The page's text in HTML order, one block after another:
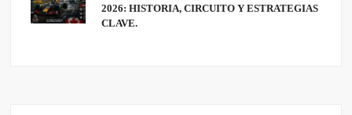
2026: HISTORIA, CIRCUITO Y ESTRATEGIAS
CLAVE.